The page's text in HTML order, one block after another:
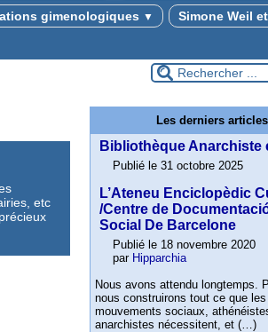
gimenologiques ▼
Simone Weil
etc
Les derniers articles
Bibliothèque Anarchiste
Publié le 31 octobre 2025
L’Ateneu Enciclopèdic
/Centre de
Social De Barcelone
Publié le 18 novembre 2020
par Hipparchia
Nous avons attendu longtemps.
nous construirons tout ce que les
mouvements sociaux,
anarchistes nécessitent, et (…)